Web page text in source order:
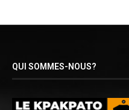
QUI SOMMES-NOUS?